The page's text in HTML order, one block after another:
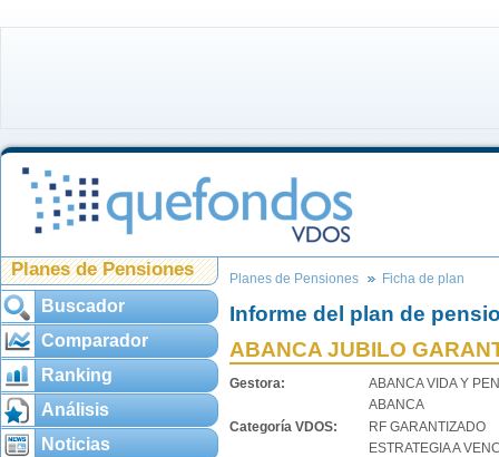
Planes de Pensiones
Buscador
Comparador
Ranking
Análisis
Noticias
Planes de Pensiones Ficha de plan
Informe del plan de
ABANCA JUBILO
Gestora:
ABANCA VIDA Y
ABANCA
Categoría VDOS:
RF GARANTIZADO
ESTRATEGIA A